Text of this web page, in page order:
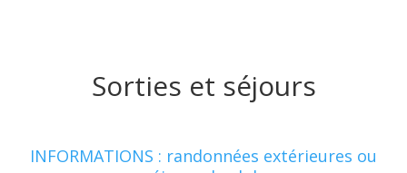
Sorties et séjours
INFORMATIONS : randonnées extérieures ou